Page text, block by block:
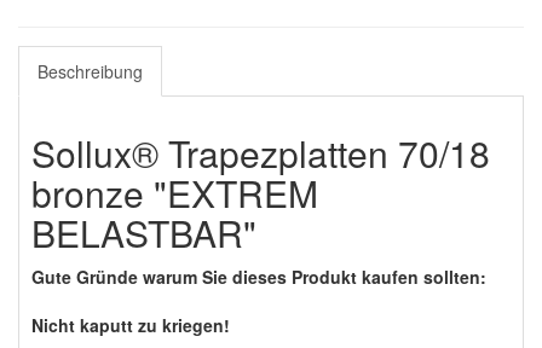
Beschreibung
Sollux® Trapezplatten 70/18
bronze "EXTREM
BELASTBAR"
Gute Gründe warum Sie dieses Produkt kaufen sollten:
Nicht kaputt zu kriegen!